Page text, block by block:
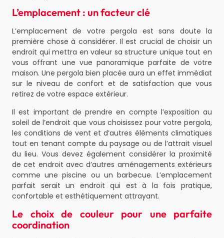
L’emplacement : un facteur clé
L’emplacement de votre pergola est sans doute la
première chose à considérer. Il est crucial de choisir un
endroit qui mettra en valeur sa structure unique tout en
vous offrant une vue panoramique parfaite de votre
maison. Une pergola bien placée aura un effet immédiat
sur le niveau de confort et de satisfaction que vous
retirez de votre espace extérieur.
Il est important de prendre en compte l’exposition au
soleil de l’endroit que vous choisissez pour votre pergola,
les conditions de vent et d’autres éléments climatiques
tout en tenant compte du paysage ou de l’attrait visuel
du lieu. Vous devez également considérer la proximité
de cet endroit avec d’autres aménagements extérieurs
comme une piscine ou un barbecue. L’emplacement
parfait serait un endroit qui est à la fois pratique,
confortable et esthétiquement attrayant.
Le choix de couleur pour une parfaite
coordination